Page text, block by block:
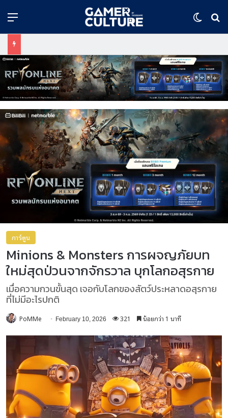
Menu
การ์ตูน
Minions & Monsters การผจญภัยบท
ใหม่สุดป่วนจากจักรวาล บุกโลกอสุรกาย
เมื่อความกวนขั้นสุด เจอกับโลกของสัตว์ประหลาดอสุรกาย
ที่ไม่มีอะไรปกติ
PoMMe February 10, 2026 321 น้อยกว่า 1 นาที